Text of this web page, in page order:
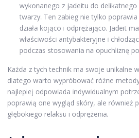
wykonanego z jadeitu do
twarzy. Ten zabieg nie tylko
działa kojąco i odprężająco. Jadeit
właściwości antybakteryjne i
podczas stosowania na opuchliznę
Każda z tych technik ma swoje unikalne
dlatego warto wypróbować różne
najlepiej odpowiada indywidualnym
poprawią one wygląd skóry, ale również
głębokiego relaksu i odprężenia.